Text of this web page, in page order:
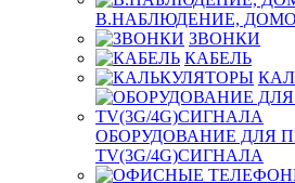
В.НАБЛЮДЕНИЕ,
ЗВОНКИ
КАБЕЛЬ
ОБОРУДОВАНИЕ ДЛЯ
TV(3G/4G)СИГНАЛА